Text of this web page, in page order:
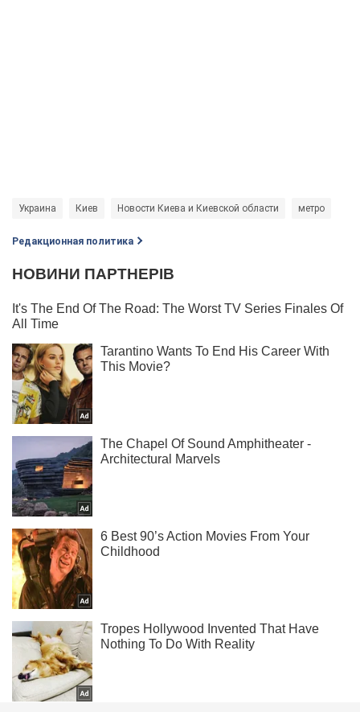
Украина Киев Новости Киева и Киевской области метро
Редакционная политика